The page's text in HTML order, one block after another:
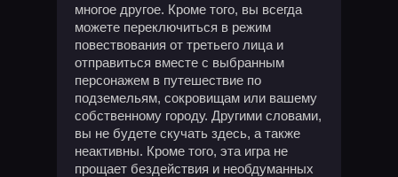
многое другое. Кроме того, вы всегда
можете переключиться в режим
повествования от третьего лица и
отправиться вместе с выбранным
персонажем в путешествие по
подземельям, сокровищам или вашему
собственному городу. Другими словами,
вы не будете скучать здесь, а также
неактивны. Кроме того, эта игра не
прощает бездействия и необдуманных